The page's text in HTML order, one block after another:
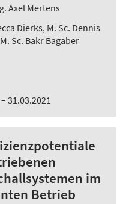
Axel Mertens
Dierks, M. Sc. Dennis
Sc. Bakr Bagaber
31.03.2021
im
Betrieb